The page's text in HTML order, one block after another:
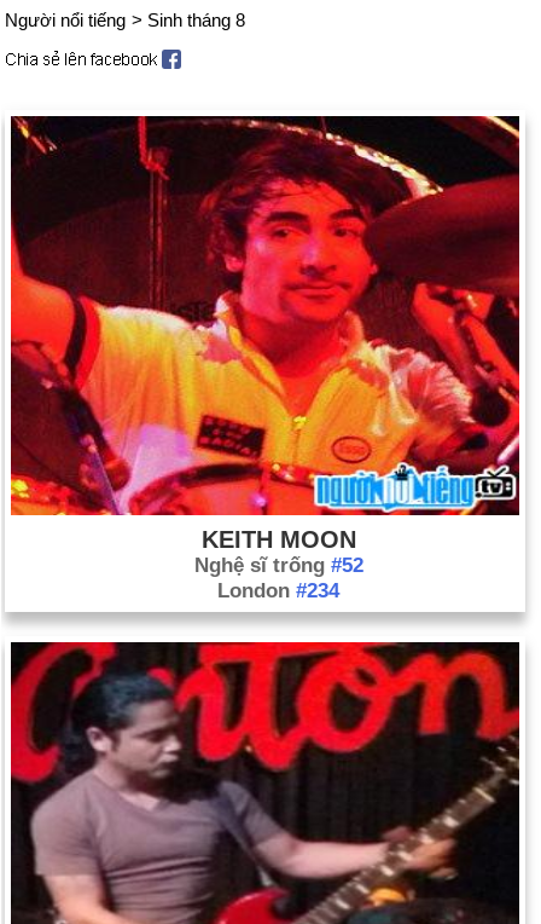
Người nổi tiếng > Sinh tháng 8
KEITH MOON
Nghệ sĩ trống #52
London #234